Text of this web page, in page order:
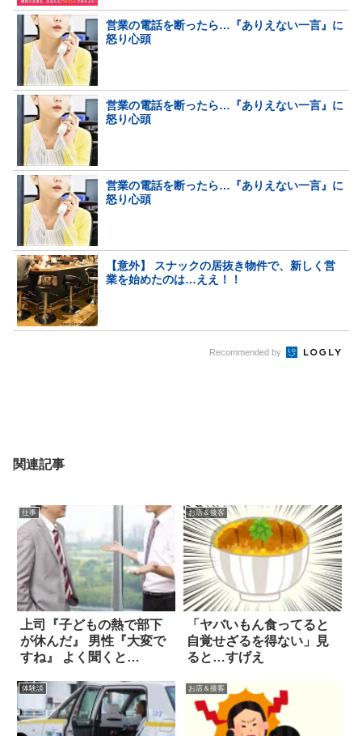
営業の電話を断ったら…『ありえない一言』に
怒り心頭
営業の電話を断ったら…『ありえない一言』に
怒り心頭
営業の電話を断ったら…『ありえない一言』に
怒り心頭
【意外】 スナックの居抜き物件で、新しく営
業を始めたのは…ええ！！
Recommended by
関連記事
仕事
上司『子どもの熱で部下
が休んだ』 男性『大変で
すね』 よく聞くと…
お店＆接客
「ヤバいもん食ってると
自覚せざるを得ない」見
ると…すげえ
体験談 お店＆接客